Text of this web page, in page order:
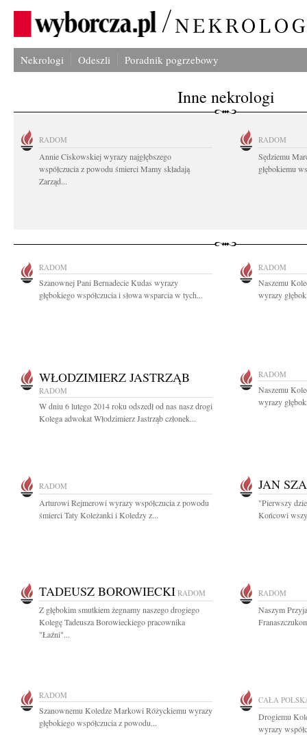
Nekrologi Odeszli Poradnik pogrzebowy
Inne nekrologi
RADOM
Annie Ciskowskiej wyrazy najgłębszego
współczucia z powodu śmierci Mamy składają
Zarząd...
RADOM
Sędziemu
głębokiemu
RADOM
Szanownej Pani Bernadecie Kudas wyrazy
głębokiego współczucia i słowa wsparcia w tych...
RADOM
Naszemu
wyrazy
WŁODZIMIERZ JASTRZĄB
RADOM
W dniu 6 lutego 2014 roku odszedł od nas nasz drogi
Kolega adwokat Włodzimierz Jastrząb członek...
RADOM
Naszemu
wyrazy
RADOM
Arturowi Rejmerowi wyrazy współczucia z powodu
śmierci Taty Koleżanki i Koledzy z...
JAN
"Pierwszy
Końcowi
TADEUSZ BOROWIECKI RADOM
Z głębokim smutkiem żegnamy naszego drogiego
Kolegę Tadeusza Borowieckiego pracownika
"Łaźni"...
RADOM
Naszym
RADOM
Szanownemu Koledze Markowi Różyckiemu wyrazy
głębokiego współczucia z powodu...
CAŁA
Drogiemu
wyrazy